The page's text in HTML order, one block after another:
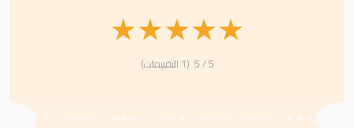
★
★
★
★
★
5 / 5 (1 التقييمات)